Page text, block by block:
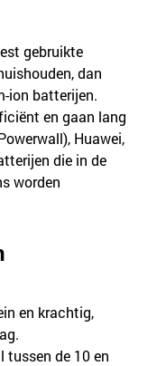
gebruikte
dan
ion batterijen.
en gaan lang
Huawei,
die in de
worden
en krachtig,
tussen de 10 en